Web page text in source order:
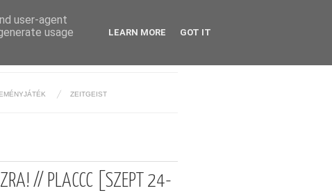
ZEITGEIST
// PLACCC [SZEPT 24-
user-agent
usage
LEARN MORE GOT IT